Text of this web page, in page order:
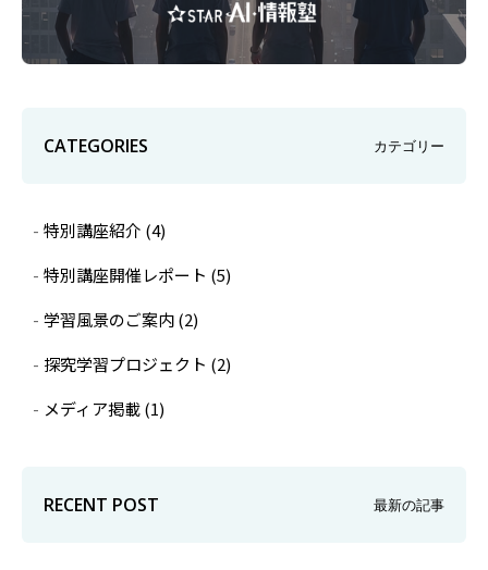
CATEGORIES カテゴリー
特別講座紹介 (4)
特別講座開催レポート (5)
学習風景のご案内(2)
探究学習プロジェクト (2)
メディア掲載(1)
RECENT POST 最新の記事